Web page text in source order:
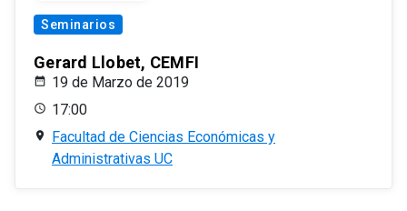
Seminarios
Gerard Llobet, CEMFI
19 de Marzo de 2019
17:00
Facultad de Ciencias Económicas y
Administrativas UC